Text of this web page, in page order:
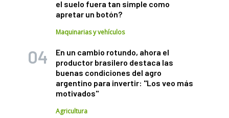
el suelo fuera tan simple como
apretar un botón?
Maquinarias y vehículos
En un cambio rotundo, ahora el
productor brasilero destaca las
buenas condiciones del agro
argentino para invertir: "Los veo más
motivados"
Agricultura